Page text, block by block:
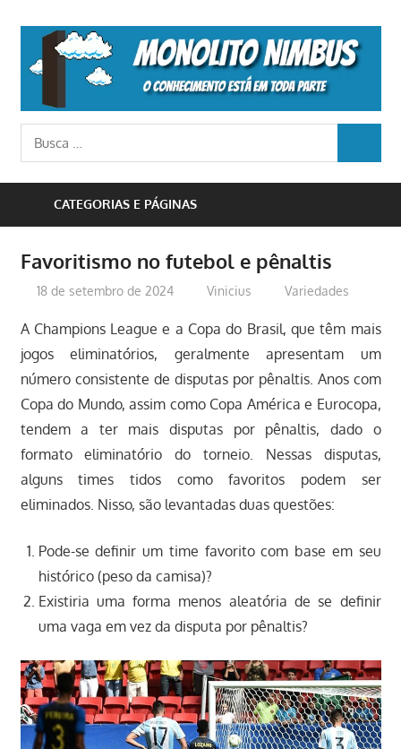
content
o
conhecimento
Busca
para:
CATEGORIAS E PÁGINAS
Favoritismo no futebol e pênaltis
18 de setembro de 2024 Vinicius Variedades
A Champions League e a Copa do Brasil, que têm mais
jogos eliminatórios, geralmente apresentam um
número consistente de disputas por pênaltis. Anos com
Copa do Mundo, assim como Copa América e Eurocopa,
tendem a ter mais disputas por pênaltis, dado o
formato eliminatório do torneio. Nessas disputas,
alguns times tidos como favoritos podem ser
eliminados. Nisso, são levantadas duas questões:
Pode-se definir um time favorito com base em seu
histórico (peso da camisa)?
Existiria uma forma menos aleatória de se definir
uma vaga em vez da disputa por pênaltis?